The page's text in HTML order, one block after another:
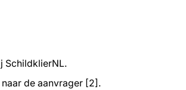
SchildklierNL.
de aanvrager [2].